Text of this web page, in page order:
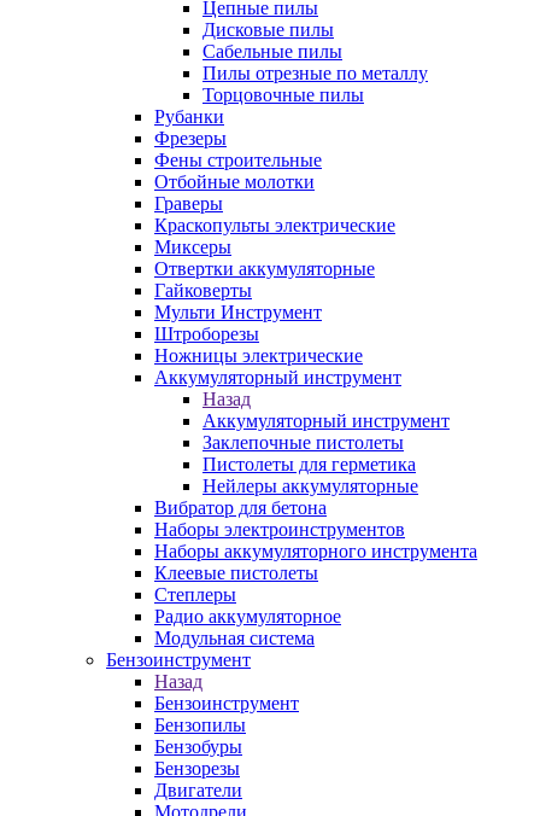
Цепные пилы
Дисковые пилы
Сабельные пилы
Пилы отрезные по металлу
Торцовочные пилы
Рубанки
Фрезеры
Фены строительные
Отбойные молотки
Граверы
Краскопульты электрические
Миксеры
Отвертки аккумуляторные
Гайковерты
Мульти Инструмент
Штроборезы
Ножницы электрические
Аккумуляторный инструмент
Назад
Аккумуляторный инструмент
Заклепочные пистолеты
Пистолеты для герметика
Нейлеры аккумуляторные
Вибратор для бетона
Наборы электроинструментов
Наборы аккумуляторного инструмента
Клеевые пистолеты
Степлеры
Радио аккумуляторное
Модульная система
Бензоинструмент
Назад
Бензоинструмент
Бензопилы
Бензобуры
Бензорезы
Двигатели
Мотодрели